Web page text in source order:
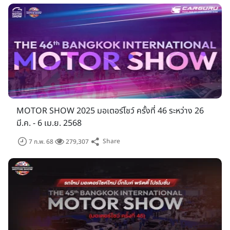
บรรดาสาวๆ พริตตี้มอเตอร์โชว์ เป็นอีกหนึ่งสีสันที่จะขาดไม่ได้ เพราะ
พวกเธอมีหน้าที่แนะนำผลิตภัณฑ์ให้กับผู้เข้าร่วมชมงาน ที่มาเดิน
เลือกหา รถยนต์ หรือ รถมอเตอร์ไซค์ สำหรับในงาน มอเตอร์โชว์
ครั้งที่ 40 หรือ บางกอก อินเตอร์เนชั่นแนล มอเตอร์โชว์ 2019
(Bangkok International Motor Show 2019) ทีมงานเช็ค
ราคา.คอม ก็จะไปเก็บภาพพวกเธอมาฝากแฟนๆ ให้ชมกันอย่างจุใจ
MOTOR SHOW 2025 มอเตอร์โชว์ ครั้งที่ 46 ระหว่าง 26
มี.ค. - 6 เม.ย. 2568
7 ก.พ. 68 279,307 Share